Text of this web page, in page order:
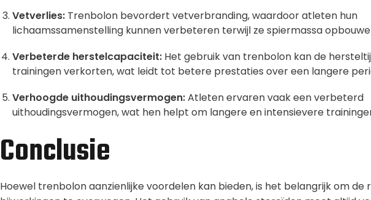
Vetverlies: Trenbolon bevordert vetverbranding, waardoor atleten hun
lichaamssamenstelling kunnen verbeteren terwijl ze spiermassa
Verbeterde herstelcapaciteit: Het gebruik van trenbolon kan de
trainingen verkorten, wat leidt tot betere prestaties over een langere
Verhoogde uithoudingsvermogen:Atleten ervaren vaak een verbeterd
uithoudingsvermogen, wat hen helpt om langere en intensievere
Conclusie
Hoewel trenbolon aanzienlijke voordelen kan bieden, is het belangrijk om de